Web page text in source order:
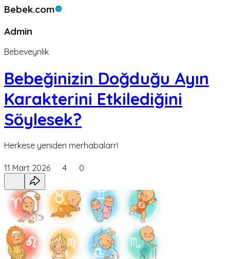
Bebek.com
Admin
Bebeveynlik
Bebeğinizin Doğduğu Ayın
Karakterini Etkilediğini
Söylesek?
Herkese yeniden merhabalarr!
11 Mart 2026 4 0